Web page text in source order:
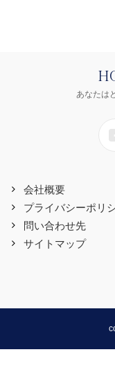
あなたは
会社概要
プライバシーポリ
問い合わせ先
サイトマップ